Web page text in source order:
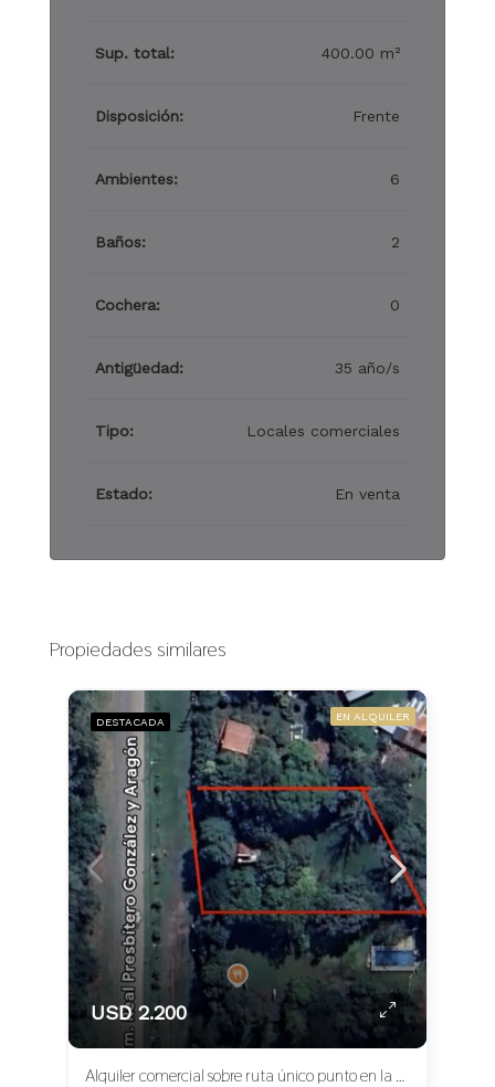
Sup. total: 400.00 m²
Disposición: Frente
Ambientes: 6
Baños: 2
Cochera: 0
Antigüedad: 35 año/s
Tipo: Locales comerciales
Estado: En venta
Propiedades similares
DESTACADA EN ALQUILER
USD 2.200
Alquiler comercial sobre ruta único punto en la zona lote 2.400 M2 con casa